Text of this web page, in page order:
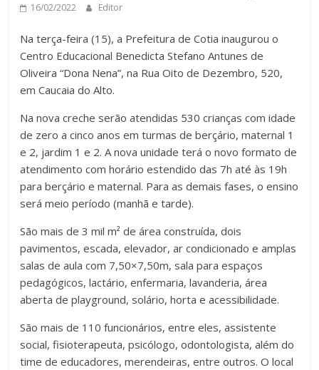
16/02/2022 Editor
Na terça-feira (15), a Prefeitura de Cotia inaugurou o
Centro Educacional Benedicta Stefano Antunes de
Oliveira “Dona Nena”, na Rua Oito de Dezembro, 520,
em Caucaia do Alto.
Na nova creche serão atendidas 530 crianças com idade
de zero a cinco anos em turmas de berçário, maternal 1
e 2, jardim 1 e 2. A nova unidade terá o novo formato de
atendimento com horário estendido das 7h até às 19h
para berçário e maternal. Para as demais fases, o ensino
será meio período (manhã e tarde).
São mais de 3 mil m² de área construída, dois
pavimentos, escada, elevador, ar condicionado e amplas
salas de aula com 7,50×7,50m, sala para espaços
pedagógicos, lactário, enfermaria, lavanderia, área
aberta de playground, solário, horta e acessibilidade.
São mais de 110 funcionários, entre eles, assistente
social, fisioterapeuta, psicólogo, odontologista, além do
time de educadores, merendeiras, entre outros. O local